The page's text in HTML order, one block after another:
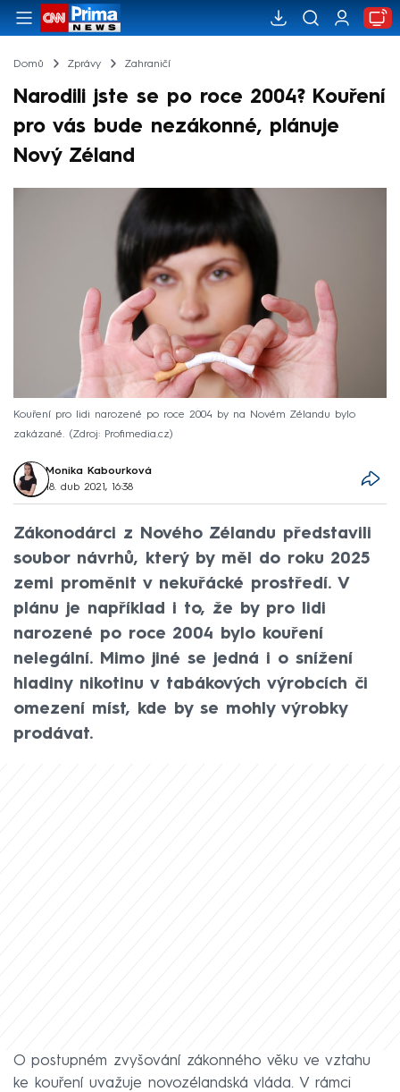
Domů Zprávy Zahraničí
Narodili jste se po roce 2004? Kouření
pro vás bude nezákonné, plánuje
Nový Zéland
Kouření pro lidi narozené po roce 2004 by na Novém Zélandu bylo
zakázané.
Zdroj: Profimedia.cz
Monika Kabourková
18. dub 2021, 16:38
Zákonodárci z Nového Zélandu představili
soubor návrhů, který by měl do roku 2025
zemi proměnit v nekuřácké prostředí. V
plánu je například i to, že by pro lidi
narozené po roce 2004 bylo kouření
nelegální. Mimo jiné se jedná i o snížení
hladiny nikotinu v tabákových výrobcích či
omezení míst, kde by se mohly výrobky
prodávat.
O postupném zvyšování zákonného věku ve vztahu
ke kouření uvažuje novozélandská vláda. V rámci